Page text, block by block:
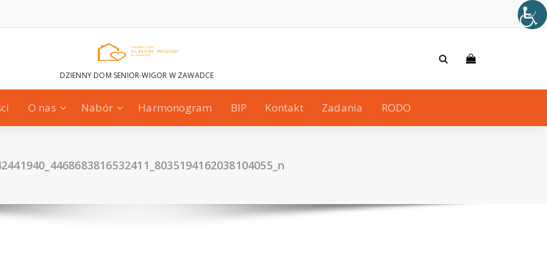
DZIENNY DOM SENIOR-WIGOR W ZAWADCE
O nas Nabór Harmonogram BIP Kontakt Zadania RODO